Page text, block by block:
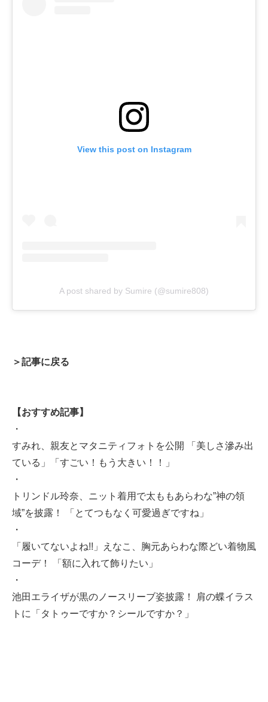
View this post on Instagram
A post shared by Sumire (@sumire808)
＞記事に戻る
【おすすめ記事】
・
すみれ、親友とマタニティフォトを公開 「美しさ滲み出
ている」「すごい！もう大きい！！」
・
トリンドル玲奈、ニット着用で太ももあらわな”神の領
域”を披露！ 「とてつもなく可愛過ぎですね」
・
「履いてないよね!!」えなこ、胸元あらわな際どい着物風
コーデ！ 「額に入れて飾りたい」
・
池田エライザが黒のノースリーブ姿披露！ 肩の蝶イラス
トに「タトゥーですか？シールですか？」